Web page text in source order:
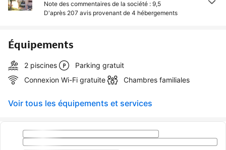
Note des commentaires de la société : 9,5
D'après 207 avis provenant de 4 hébergements
Équipements
2 piscines
Parking gratuit
Connexion Wi-Fi gratuite
Chambres familiales
Voir tous les équipements et services